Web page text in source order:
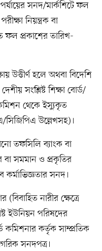
সনদ/মার্কশিটে ফল
নিয়ন্ত্রক বা
ফল প্রকাশের তারিখ-
উত্তীর্ণ হলে অথবা বিদেশি
সংশ্লিষ্ট শিক্ষা বোর্ড/
কমিশন থেকে ইস্যুকৃত
সিজিপিএ উল্লেখসহ)।
তফসিলি ব্যাংক বা
বা সমমান ও প্রকৃতির
সনদ।
(বিবাহিত নারীর ক্ষেত্রে
ইউনিয়ন পরিষদের
কমিশনার কর্তৃক সাম্প্রতিক
সনদপত্র।